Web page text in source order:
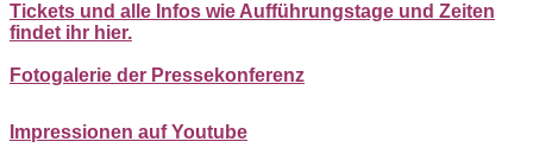
Tickets und alle Infos wie Aufführungstage und Zeiten
findet ihr hier.
Fotogalerie der Pressekonferenz
Impressionen auf Youtube